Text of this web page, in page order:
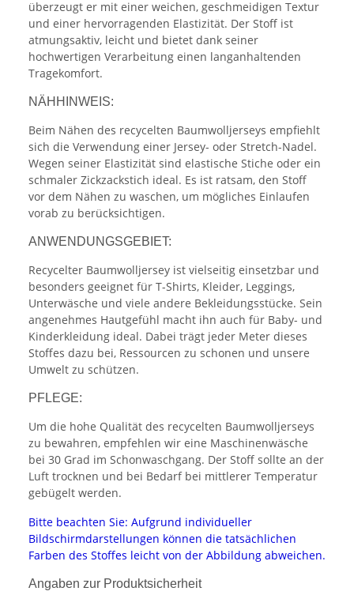
überzeugt er mit einer weichen, geschmeidigen Textur
und einer hervorragenden Elastizität. Der Stoff ist
atmungsaktiv, leicht und bietet dank seiner
hochwertigen Verarbeitung einen langanhaltenden
Tragekomfort.
NÄHHINWEIS:
Beim Nähen des recycelten Baumwolljerseys empfiehlt
sich die Verwendung einer Jersey- oder Stretch-Nadel.
Wegen seiner Elastizität sind elastische Stiche oder ein
schmaler Zickzackstich ideal. Es ist ratsam, den Stoff
vor dem Nähen zu waschen, um mögliches Einlaufen
vorab zu berücksichtigen.
ANWENDUNGSGEBIET:
Recycelter Baumwolljersey ist vielseitig einsetzbar und
besonders geeignet für T-Shirts, Kleider, Leggings,
Unterwäsche und viele andere Bekleidungsstücke. Sein
angenehmes Hautgefühl macht ihn auch für Baby- und
Kinderkleidung ideal. Dabei trägt jeder Meter dieses
Stoffes dazu bei, Ressourcen zu schonen und unsere
Umwelt zu schützen.
PFLEGE:
Um die hohe Qualität des recycelten Baumwolljerseys
zu bewahren, empfehlen wir eine Maschinenwäsche
bei 30 Grad im Schonwaschgang. Der Stoff sollte an der
Luft trocknen und bei Bedarf bei mittlerer Temperatur
gebügelt werden.
Bitte beachten Sie: Aufgrund individueller
Bildschirmdarstellungen können die tatsächlichen
Farben des Stoffes leicht von der Abbildung abweichen.
Angaben zur Produktsicherheit